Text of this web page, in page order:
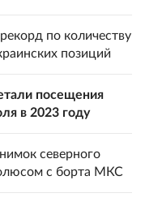
по количеству
позиций
посещения
в 2023 году
северного
с борта МКС